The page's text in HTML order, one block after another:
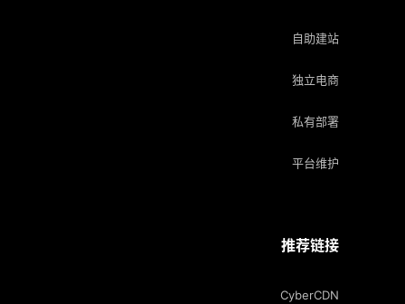
自助建站
独立电商
私有部署
平台维护
推荐链接
CyberCDN